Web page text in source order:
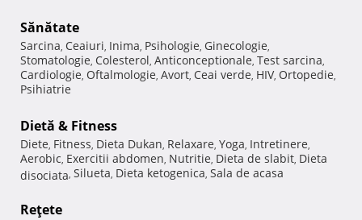
Sănătate
Sarcina, Ceaiuri, Inima, Psihologie, Ginecologie,
Stomatologie, Colesterol, Anticonceptionale, Test sarcina,
Cardiologie, Oftalmologie, Avort, Ceai verde, HIV, Ortopedie,
Psihiatrie
Dietă & Fitness
Diete, Fitness, Dieta Dukan, Relaxare, Yoga, Intretinere,
Aerobic, Exercitii abdomen, Nutritie, Dieta de slabit, Dieta
disociata, Silueta, Dieta ketogenica, Sala de acasa
Reţete